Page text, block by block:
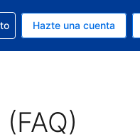
idioma actual es Español
Hazte una cuenta